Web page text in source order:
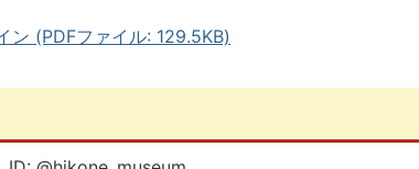
ン (PDFファイル: 129.5KB)